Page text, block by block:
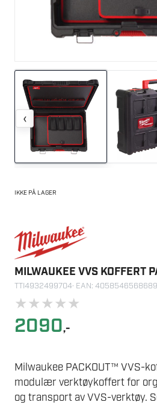
‹
IKKE PÅ LAGER
MILWAUKEE VVS KOFFERT
TTI4932499704· EAN: 4058546568689
★★★★★
2090,-
Milwaukee PACKOUT™ VVS-
modulær verktøykoffert for
og transport av VVS-verktøy.